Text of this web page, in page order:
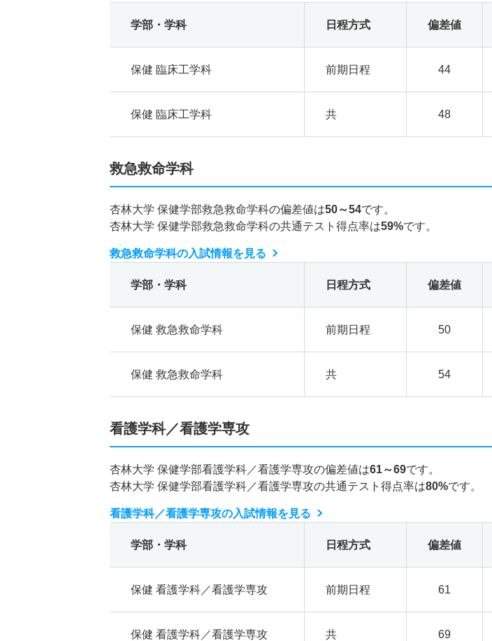
学部・学科 日程方式 偏差値
保健 臨床工学科 前期日程 44
保健 臨床工学科 共 48
救急救命学科
杏林大学 保健学部救急救命学科の偏差値は50～54です。
杏林大学 保健学部救急救命学科の共通テスト得点率は59%です。
救急救命学科の入試情報を見る
学部・学科 日程方式 偏差値
保健 救急救命学科 前期日程 50
保健 救急救命学科 共 54
看護学科／看護学専攻
杏林大学 保健学部看護学科／看護学専攻の偏差値は61～69です。
杏林大学 保健学部看護学科／看護学専攻の共通テスト得点率は80%です。
看護学科／看護学専攻の入試情報を見る
学部・学科 日程方式 偏差値
保健 看護学科／看護学専攻 前期日程 61
保健 看護学科／看護学専攻 共 69